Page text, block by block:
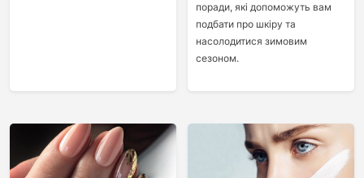
поради, які допоможуть вам
подбати про шкіру та
насолодитися зимовим
сезоном.